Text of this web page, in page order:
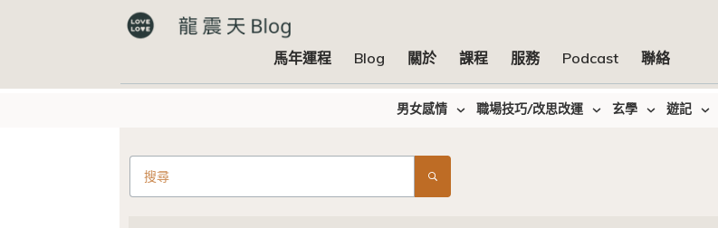
馬年運程 Blog 關於 課程 服務 Podcast 聯絡
男女感情 職場技巧/改思改運 玄學 遊記